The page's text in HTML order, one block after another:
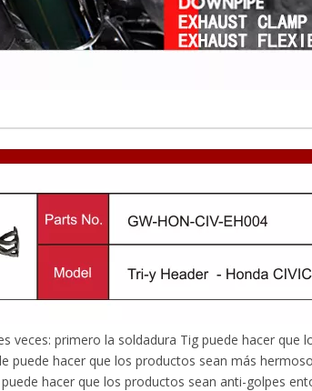
veces: primero la soldadura Tig puede hacer
puede hacer que los productos sean más
hacer que los productos sean anti-golpes